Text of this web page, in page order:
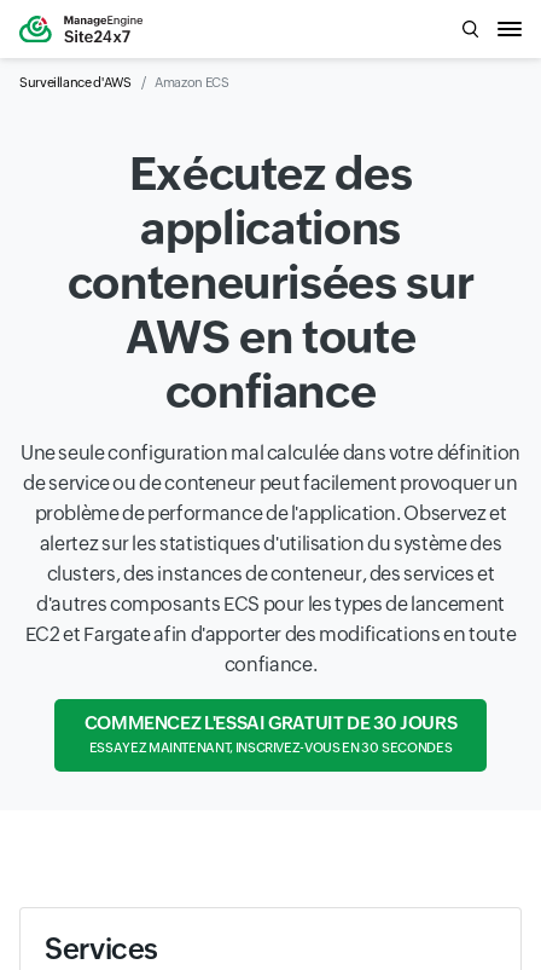
Surveillance d'AWS Amazon ECS
Exécutez des
applications
conteneurisées sur
AWS en toute
confiance
Une seule configuration mal calculée dans votre définition
de service ou de conteneur peut facilement provoquer un
problème de performance de l'application. Observez et
alertez sur les statistiques d'utilisation du système des
clusters, des instances de conteneur, des services et
d'autres composants ECS pour les types de lancement
EC2 et Fargate afin d'apporter des modifications en toute
confiance.
COMMENCEZ L'ESSAI GRATUIT DE 30 JOURS
ESSAYEZ MAINTENANT, INSCRIVEZ-VOUS EN 30 SECONDES
Services